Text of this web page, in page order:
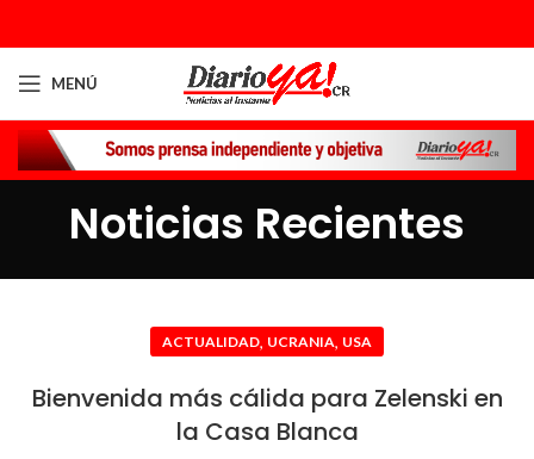
MENÚ
Noticias Recientes
ACTUALIDAD, UCRANIA, USA
Bienvenida más cálida para Zelenski en
la Casa Blanca